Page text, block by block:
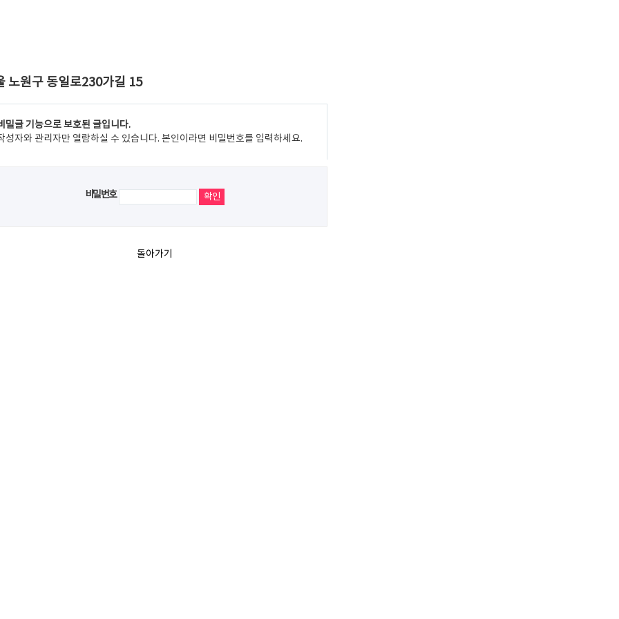
노원구 동일로230가길 15
밀글 기능으로 보호된 글입니다.
성자와 관리자만 열람하실 수 있습니다. 본인이라면 비밀번호를 입력하세요.
비밀번호
돌아가기